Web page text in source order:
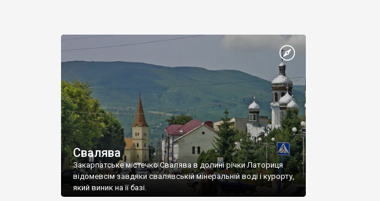
Свалява
Закарпатське містечко Свалява в долині річки Латориця
відомевсім завдяки свалявській мінеральній воді і курорту,
який виник на її базі.